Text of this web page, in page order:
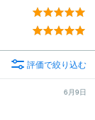
評価で絞り込む
6月9日